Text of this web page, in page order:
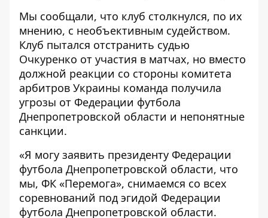
Мы сообщали, что клуб столкнулся, по их
мнению, с необъективным судейством.
Клуб пытался отстранить судью
Очкуренко от участия в матчах, но вместо
должной реакции со стороны комитета
арбитров Украины команда получила
угрозы от Федерации футбола
Днепропетровской области и непонятные
санкции.
«Я могу заявить президенту Федерации
футбола Днепропетровской области, что
мы, ФК «Перемога», снимаемся со всех
соревнований под эгидой Федерации
футбола Днепропетровской области.